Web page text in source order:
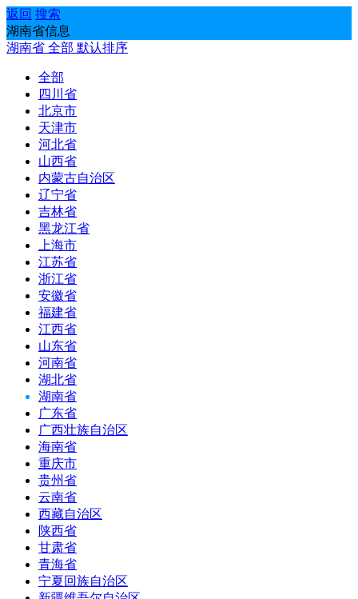
返回 搜索
湖南省信息
湖南省 全部 默认排序
全部
四川省
北京市
天津市
河北省
山西省
内蒙古自治区
辽宁省
吉林省
黑龙江省
上海市
江苏省
浙江省
安徽省
福建省
江西省
山东省
河南省
湖北省
湖南省
广东省
广西壮族自治区
海南省
重庆市
贵州省
云南省
西藏自治区
陕西省
甘肃省
青海省
宁夏回族自治区